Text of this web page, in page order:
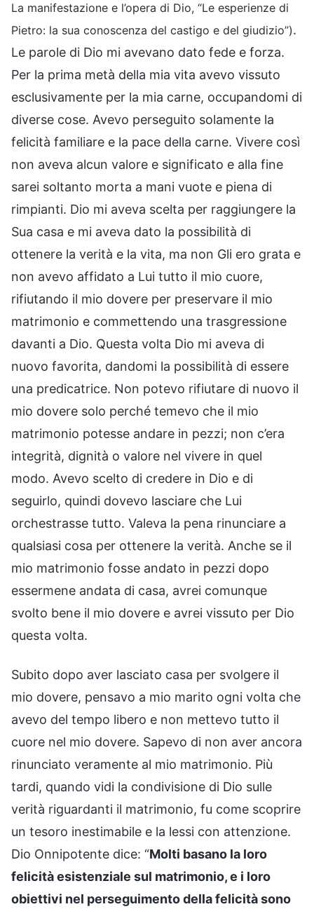
La manifestazione e l’opera di Dio, “Le esperienze di
Pietro: la sua conoscenza del castigo e del giudizio”).
Le parole di Dio mi avevano dato fede e forza.
Per la prima metà della mia vita avevo vissuto
esclusivamente per la mia carne, occupandomi di
diverse cose. Avevo perseguito solamente la
felicità familiare e la pace della carne. Vivere così
non aveva alcun valore e significato e alla fine
sarei soltanto morta a mani vuote e piena di
rimpianti. Dio mi aveva scelta per raggiungere la
Sua casa e mi aveva dato la possibilità di
ottenere la verità e la vita, ma non Gli ero grata e
non avevo affidato a Lui tutto il mio cuore,
rifiutando il mio dovere per preservare il mio
matrimonio e commettendo una trasgressione
davanti a Dio. Questa volta Dio mi aveva di
nuovo favorita, dandomi la possibilità di essere
una predicatrice. Non potevo rifiutare di nuovo il
mio dovere solo perché temevo che il mio
matrimonio potesse andare in pezzi; non c’era
integrità, dignità o valore nel vivere in quel
modo. Avevo scelto di credere in Dio e di
seguirlo, quindi dovevo lasciare che Lui
orchestrasse tutto. Valeva la pena rinunciare a
qualsiasi cosa per ottenere la verità. Anche se il
mio matrimonio fosse andato in pezzi dopo
essermene andata di casa, avrei comunque
svolto bene il mio dovere e avrei vissuto per Dio
questa volta.
Subito dopo aver lasciato casa per svolgere il
mio dovere, pensavo a mio marito ogni volta che
avevo del tempo libero e non mettevo tutto il
cuore nel mio dovere. Sapevo di non aver ancora
rinunciato veramente al mio matrimonio. Più
tardi, quando vidi la condivisione di Dio sulle
verità riguardanti il matrimonio, fu come scoprire
un tesoro inestimabile e la lessi con attenzione.
Dio Onnipotente dice: “Molti basano la loro
felicità esistenziale sul matrimonio, e i loro
obiettivi nel perseguimento della felicità sono